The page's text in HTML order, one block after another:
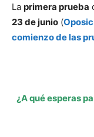
La primera prueba
23 de junio (
comienzo de las
¿A qué esperas